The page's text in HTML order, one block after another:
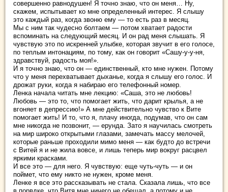
совершенно равнодушен! Я точно знаю, что он меня… Ну,
скажем, испытывает ко мне определенный интерес. Я слышу
это каждый раз, когда звоню ему — то есть раз в месяц.
Мы с ним так чудесно болтаем — потом хватает радости
вспоминать на следующий месяц. И он рад меня слышать. Я
чувствую это по искренней улыбке, которая звучит в его голосе,
по теплым интонациям, по тому, как он говорит «Сашу-у-у-ня,
здравствуй, радость моя!».
И я точно знаю, что он — единственный, кто мне нужен. Потому
что у меня перехватывает дыханье, когда я слышу его голос. И
дрожат руки, когда я набираю его телефонный номер.
Ленка начала читать мне лекцию: «Саша, это не любовь!
Любовь — это то, что помогает жить, что дарит крылья, а не
вгоняет в депрессию!» А мне действительно чувство к Вите
помогает жить! И то, что я, плачу иногда, подумав, что он сам
мне никогда не позвонит, — ерунда. Зато я научилась смотреть
на мир широко открытыми глазами, замечать массу мелочей,
которые раньше проходили мимо меня — как будто до встречи
с Витей я и не жила вовсе, и лишь теперь мир вокруг расцвел
яркими красками.
И все это — для него. Я чувствую: еще чуть-чуть — и он
поймет, что ему никто не нужен, кроме меня.
Ленке я все это рассказывать не стала. Сказала лишь, что все